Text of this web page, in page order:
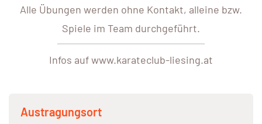
Alle Übungen werden ohne Kontakt, alleine bzw.
Spiele im Team durchgeführt.
Infos auf www.karateclub-liesing.at
Austragungsort